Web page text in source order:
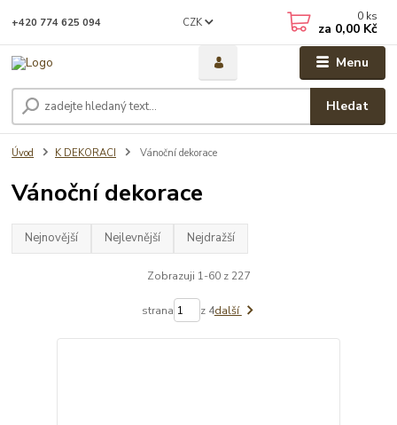
Menu
CZK
Hledat
+420 774 625 094 0 ks
za 0,00 Kč
Úvod K DEKORACI Vánoční dekorace
Vánoční dekorace
Nejnovější Nejlevnější Nejdražší
Zobrazuji 1-60 z 227
strana z 4další